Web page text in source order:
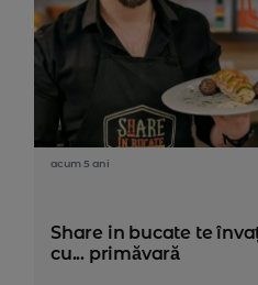
acum 5 ani
Share in bucate te
cu... primăvară